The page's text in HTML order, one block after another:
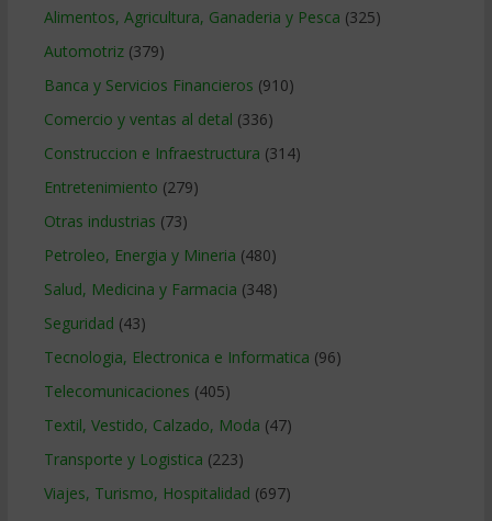
Alimentos, Agricultura, Ganaderia y Pesca (325)
Automotriz(379)
Banca y Servicios Financieros (910)
Comercio y ventas al detal (336)
Construccion e Infraestructura (314)
Entretenimiento (279)
Otras industrias (73)
Petroleo, Energia y Mineria (480)
Salud, Medicina y Farmacia (348)
Seguridad (43)
Tecnologia, Electronica e Informatica (96)
Telecomunicaciones (405)
Textil, Vestido, Calzado, Moda (47)
Transporte y Logistica (223)
Viajes, Turismo, Hospitalidad (697)